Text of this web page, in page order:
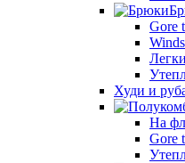
Gore
Худи и
На
Gore